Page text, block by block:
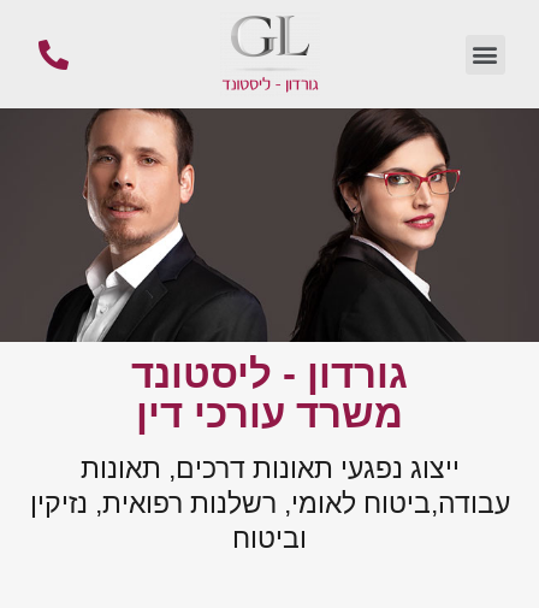
גורדון - ליסטונד
משרד עורכי דין
ייצוג נפגעי תאונות דרכים, תאונות
עבודה,ביטוח לאומי, רשלנות רפואית, נזיקין
וביטוח